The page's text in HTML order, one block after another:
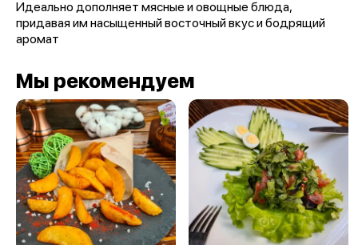
Идеально дополняет мясные и овощные блюда,
придавая им насыщенный восточный вкус и бодрящий
аромат
Мы рекомендуем